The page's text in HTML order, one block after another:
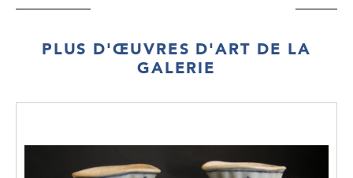
PLUS D'ŒUVRES D'ART DE LA
GALERIE